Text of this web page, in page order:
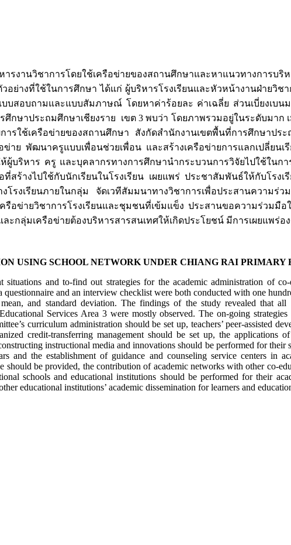
รงานวิชาการโดยใช้เครือข่ายของสถานศึกษาและหาแนวทางการบ
อย่างที่ใช้ในการศึกษา ได้แก่ ผู้บริหารโรงเรียนและหัวหน้างานฝ่ายวิ
บสอบถามและแบบสัมภาษณ์ โดยหาค่าร้อยละ ค่าเฉลี่ย ส่วนเบี่ยงเบน
กษาประถมศึกษาเชียงราย เขต 3 พบว่า โดยภาพรวมอยู่ในระดับมาก
ารใช้เครือข่ายของสถานศึกษา สังกัดสำนักงานเขตพื้นที่การศึกษาป
ข่าย พัฒนาครูแบบเพื่อนช่วยเพื่อน และสร้างเครือข่ายการแลกเปลี่ย
ห้ผู้บริหาร ครู และบุคลากรทางการศึกษานำกระบวนการวิจัยไปใช้ใน
สร้างไปใช้กับนักเรียนในโรงเรียน เผยแพร่ ประชาสัมพันธ์ให้กับโร
โรงเรียนภายในกลุ่ม จัดเวทีสัมมนาทางวิชาการเพื่อประสานควา
อข่ายวิชาการโรงเรียนและชุมชนที่เข้มแข็ง ประสานขอความร่วมมือ
กลุ่มเครือข่ายต้องบริหารสารสนเทศให้เกิดประโยชน์ มีการเผยแพร่
USING SCHOOL NETWORK UNDER CHIANG RAI PRIMARY
and to-find out strategies for the academic administration of
and an interview checklist were both conducted with one
and standard deviation. The findings of the study revealed that
Services Area 3 were mostly observed. The on-going
curriculum administration should be set up, teachers’ peer-assisted
credit-transferring management should be set up, the applications
instructional media and innovations should be performed for
and the establishment of guidance and counseling service centers in
should be provided, the contribution of academic networks with other co-
schools and educational institutions should be performed for their
educational institutions’ academic dissemination for learners and